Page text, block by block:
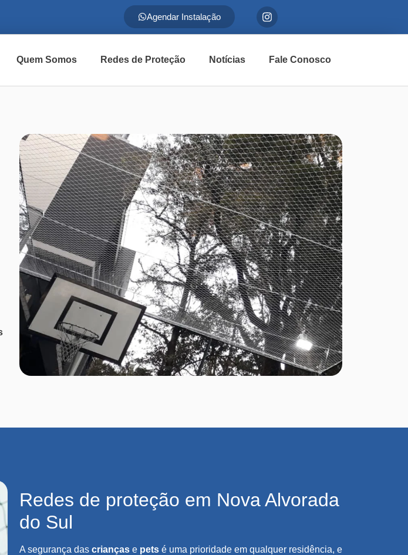
Agendar Instalação
Quem Somos Redes de Proteção Notícias Fale Conosco
Redes de proteção em Nova Alvorada
do Sul
A segurança das crianças e pets é uma prioridade em qualquer residência, e